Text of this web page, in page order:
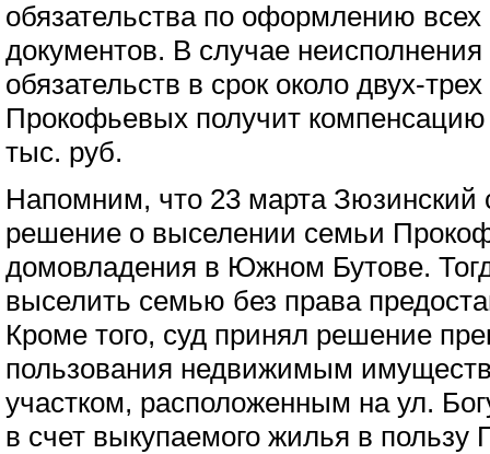
обязательства по оформлению
документов. В случае
обязательств в срок около двух-
Прокофьевых получит
тыс. руб.
Напомним, что 23 марта Зюзинский
решение о выселении семьи
домовладения в Южном Бутове.
выселить семью без права
Кроме того, суд принял решение
пользования недвижимым
участком, расположенным на ул.
в счет выкупаемого жилья в